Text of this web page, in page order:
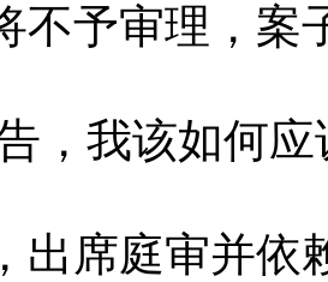
不予审理，案
，我该如何应
出席庭审并依